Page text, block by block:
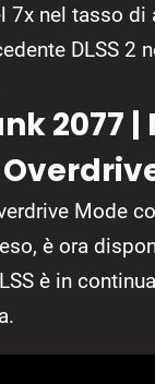
7x nel tasso di
DLSS 2
2077 |
Mode
è ora
è in